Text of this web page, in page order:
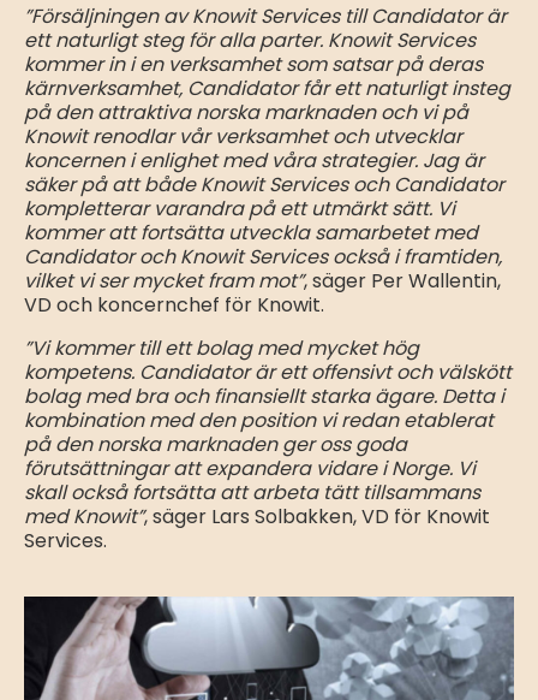
”Försäljningen av Knowit Services till Candidator är
ett naturligt steg för alla parter. Knowit Services
kommer in i en verksamhet som satsar på deras
kärnverksamhet, Candidator får ett naturligt insteg
på den attraktiva norska marknaden och vi på
Knowit renodlar vår verksamhet och utvecklar
koncernen i enlighet med våra strategier. Jag är
säker på att både Knowit Services och Candidator
kompletterar varandra på ett utmärkt sätt. Vi
kommer att fortsätta utveckla samarbetet med
Candidator och Knowit Services också i framtiden,
vilket vi ser mycket fram mot”, säger Per Wallentin,
VD och koncernchef för Knowit.
”Vi kommer till ett bolag med mycket hög
kompetens. Candidator är ett offensivt och välskött
bolag med bra och finansiellt starka ägare. Detta i
kombination med den position vi redan etablerat
på den norska marknaden ger oss goda
förutsättningar att expandera vidare i Norge. Vi
skall också fortsätta att arbeta tätt tillsammans
med Knowit”, säger Lars Solbakken, VD för Knowit
Services.